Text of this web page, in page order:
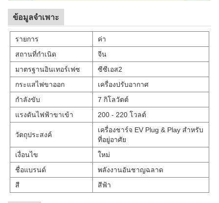
ข้อมูลจำเพาะ
รายการ
ค่า
สถานที่กำเนิด
จีน
มาตรฐานอินเทอร์เฟซ
ซีซีเอส2
กระแสไฟขาออก
เครื่องปรับอากาศ
กำลังขับ
7 กิโลวัตต์
แรงดันไฟฟ้าขาเข้า
200 - 220 โวลต์
วัตถุประสงค์
เครื่องชาร์จ EV Plug & Play สำหรับ
ที่อยู่อาศัย
เงื่อนไข
ใหม่
ชื่อแบรนด์
พลังงานอันชาญฉลาด
สี
สีฟ้า